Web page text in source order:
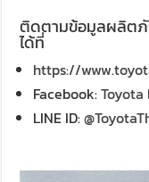
ติดตามข้อมูลผลิตภั
ได้ที่
https://
Facebook:
LINE ID: